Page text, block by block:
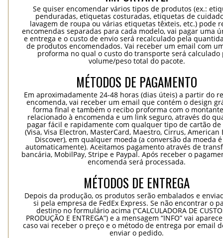
Se quiser encomendar vários tipos de produtos (ex.:
penduradas, etiquetas costuradas, etiquetas de
lavagem de roupa ou várias etiquetas têxteis, etc.) pode
encomendas separadas para cada modelo, vai pagar uma
e entrega e o custo de envio será recalculado pela
de produtos encomendados. Vai receber um email com
proforma no qual o custo do transporte será calculado
volume/peso total do pacote.
MÉTODOS DE PAGAMENTO
Em aproximadamente 24-48 horas (dias úteis) a partir do
encomenda, vai receber um email que contém o design
forma final e também o recibo proforma com o
relacionado à encomenda e um link seguro, através do
pagar fácil e rapidamente com qualquer tipo de cartão
(Visa, Visa Electron, MasterCard, Maestro, Cirrus, American
Discover), em qualquer moeda (a conversão da moeda
automaticamente). Aceitamos pagamento através de
bancária, MobilPay, Stripe e Paypal. Após receber o
encomenda será processada.
MÉTODOS DE ENTREGA
Depois da produção, os produtos serão embalados e
si pela empresa de FedEx Express. Se não encontrar o
destino no formulário acima (“CALCULADORA DE
PRODUÇÃO E ENTREGA”) e a mensagem “INFO” vai
caso vai receber o preço e o método de entrega por email
enviar o pedido.